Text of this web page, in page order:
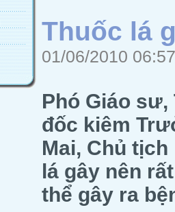
Thuốc lá
01/06/2010
Phó Giáo sư,
đốc kiêm
Mai, Chủ
lá gây nên
thể gây ra